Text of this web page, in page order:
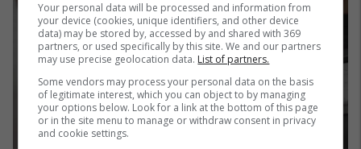
Your personal data will be processed and information from
your device (cookies, unique identifiers, and other device
data) may be stored by, accessed by and shared with 369
partners, or used specifically by this site. We and our partners
may use precise geolocation data. List of partners.
Some vendors may process your personal data on the basis
of legitimate interest, which you can object to by managing
your options below. Look for a link at the bottom of this page
or in the site menu to manage or withdraw consent in privacy
and cookie settings.